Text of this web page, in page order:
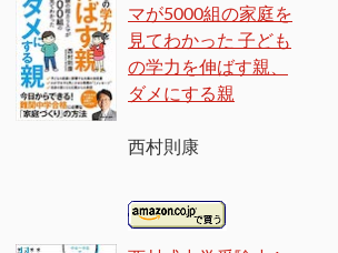
マが5000組の家庭を
見てわかった 子ども
の学力を伸ばす親、
ダメにする親
西村則康